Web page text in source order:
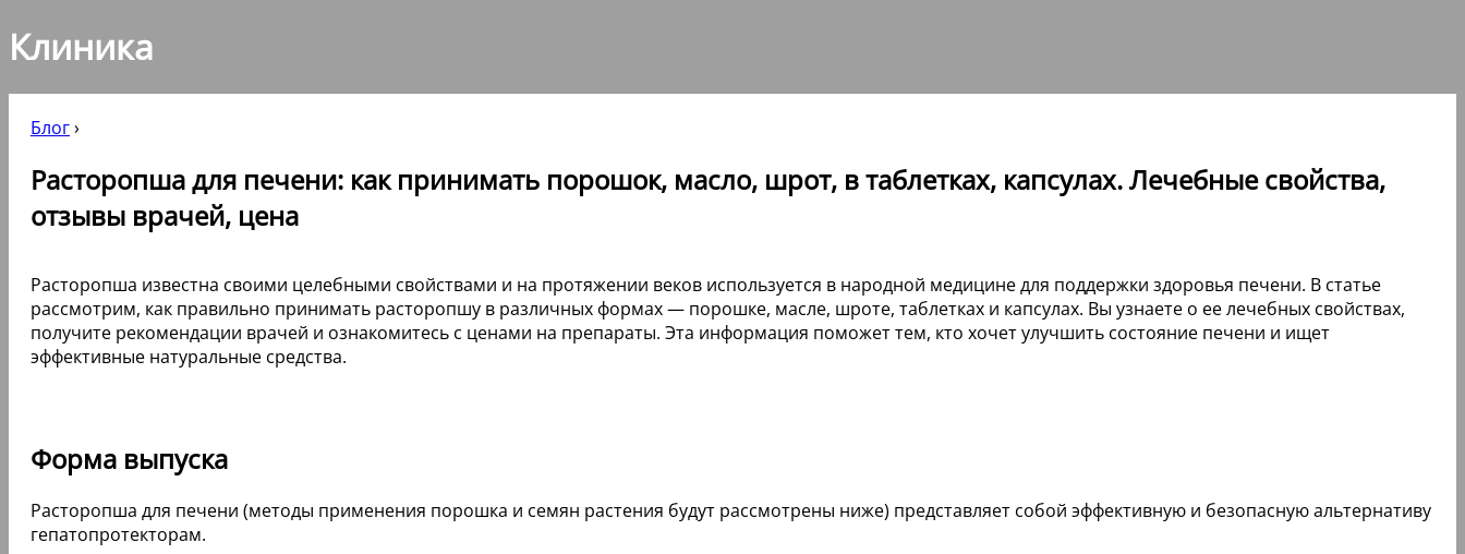
Клиника
Блог›
Расторопша для печени: как принимать порошок, масло, шрот, в таблетках, капсулах. Лечебные свойства,
отзывы врачей, цена
Расторопша известна своими целебными свойствами и на протяжении веков используется в народной медицине для поддержки здоровья печени. В статье
рассмотрим, как правильно принимать расторопшу в различных формах — порошке, масле, шроте, таблетках и капсулах. Вы узнаете о ее лечебных свойствах,
получите рекомендации врачей и ознакомитесь с ценами на препараты. Эта информация поможет тем, кто хочет улучшить состояние печени и ищет
эффективные натуральные средства.
Форма выпуска
Расторопша для печени (методы применения порошка и семян растения будут рассмотрены ниже) представляет собой эффективную и безопасную альтернативу
гепатопротекторам.